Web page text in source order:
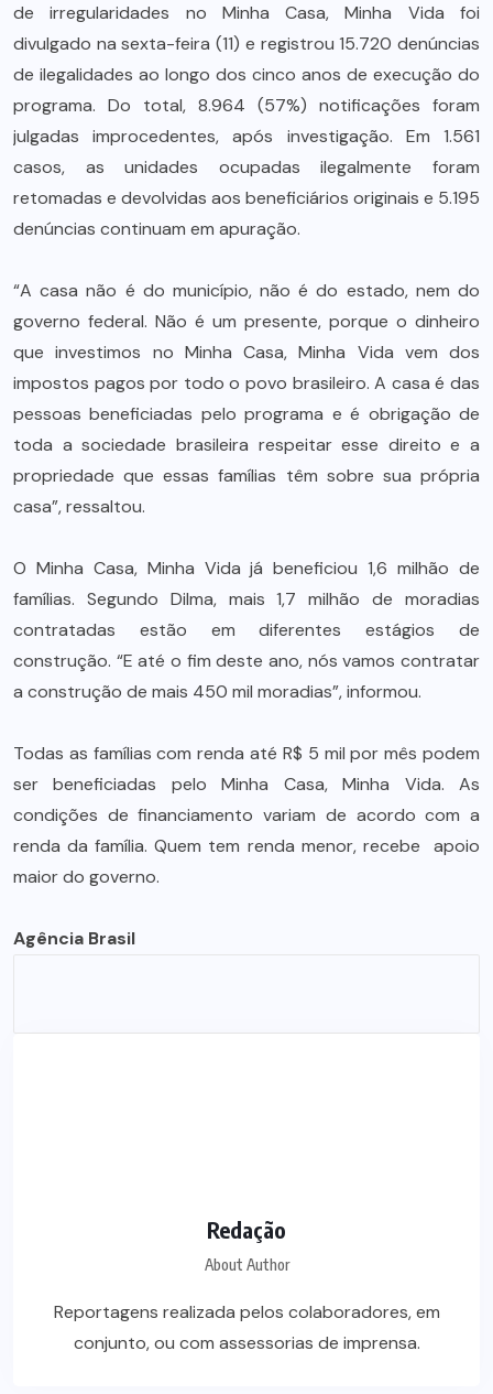
de irregularidades no Minha Casa, Minha Vida foi
divulgado na sexta-feira (11) e registrou 15.720 denúncias
de ilegalidades ao longo dos cinco anos de execução do
programa. Do total, 8.964 (57%) notificações foram
julgadas improcedentes, após investigação. Em 1.561
casos, as unidades ocupadas ilegalmente foram
retomadas e devolvidas aos beneficiários originais e 5.195
denúncias continuam em apuração.
“A casa não é do município, não é do estado, nem do
governo federal. Não é um presente, porque o dinheiro
que investimos no Minha Casa, Minha Vida vem dos
impostos pagos por todo o povo brasileiro. A casa é das
pessoas beneficiadas pelo programa e é obrigação de
toda a sociedade brasileira respeitar esse direito e a
propriedade que essas famílias têm sobre sua própria
casa”, ressaltou.
O Minha Casa, Minha Vida já beneficiou 1,6 milhão de
famílias. Segundo Dilma, mais 1,7 milhão de moradias
contratadas estão em diferentes estágios de
construção. “E até o fim deste ano, nós vamos contratar
a construção de mais 450 mil moradias”, informou.
Todas as famílias com renda até R$ 5 mil por mês podem
ser beneficiadas pelo Minha Casa, Minha Vida. As
condições de financiamento variam de acordo com a
renda da família. Quem tem renda menor, recebe apoio
maior do governo.
Agência Brasil
Redação
About Author
Reportagens realizada pelos colaboradores, em
conjunto, ou com assessorias de imprensa.